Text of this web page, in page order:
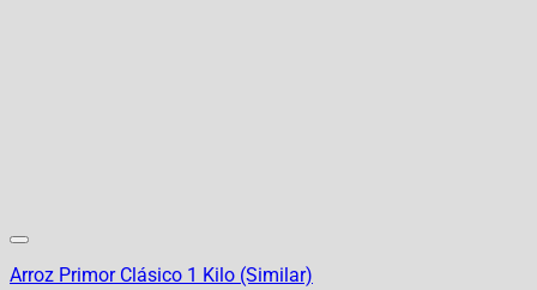
Arroz Primor Clásico 1 Kilo (Similar)